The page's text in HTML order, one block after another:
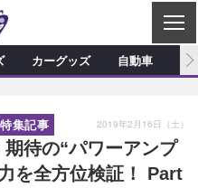
C
L
S
E
ショップ訪問記
デモカー製作記
カスタマイズ新製品情報
カーグッズ新製品情報
カーグッズ 自動車
待の“パワーアンプ
を全方位検証！ Part
集記事 2019年2月16日（土）